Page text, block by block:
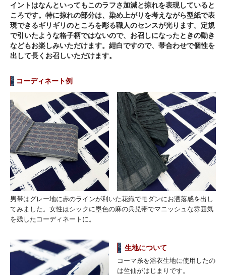
イントはなんといってもこのラフさ加減と掠れを表現していると
ころです。特に掠れの部分は、染め上がりを考えながら型紙で表
現できるギリギリのところを彫る職人のセンスが光ります。定規
で引いたような格子柄ではないので、お召しになったときの動き
などもお楽しみいただけます。紺白ですので、帯合わせで個性を
出して長くお召しいただけます。
コーディネート例
男帯はグレー地に赤のラインが利いた花織でモダンにお洒落感を出し
てみました。女性はシックに墨色の麻の兵児帯でマニッシュな雰囲気
を残したコーディネートに。
生地について
コーマ糸を浴衣生地に使用したの
は竺仙がはじまりです。